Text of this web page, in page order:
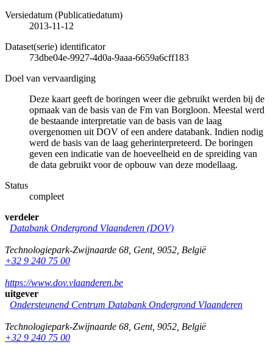
Versiedatum (Publicatiedatum)
2013-11-12
Dataset(serie) identificator
73dbe04e-9927-4d0a-9aaa-6659a6cff183
Doel van vervaardiging
Deze kaart geeft de boringen weer die gebruikt werden bij de
opmaak van de basis van de Fm van Borgloon. Meestal werd
de bestaande interpretatie van de basis van de laag
overgenomen uit DOV of een andere databank. Indien nodig
werd de basis van de laag geherinterpreteerd. De boringen
geven een indicatie van de hoeveelheid en de spreiding van
de data gebruikt voor de opbouw van deze modellaag.
Status
compleet
verdeler
Databank Ondergrond Vlaanderen (DOV)
Technologiepark-Zwijnaarde 68 Gent, 9052 België
+32 9 240 75 00
https://www.dov.vlaanderen.be
uitgever
Ondersteunend Centrum Databank Ondergrond Vlaanderen
Technologiepark-Zwijnaarde 68 Gent, 9052 België
+32 9 240 75 00